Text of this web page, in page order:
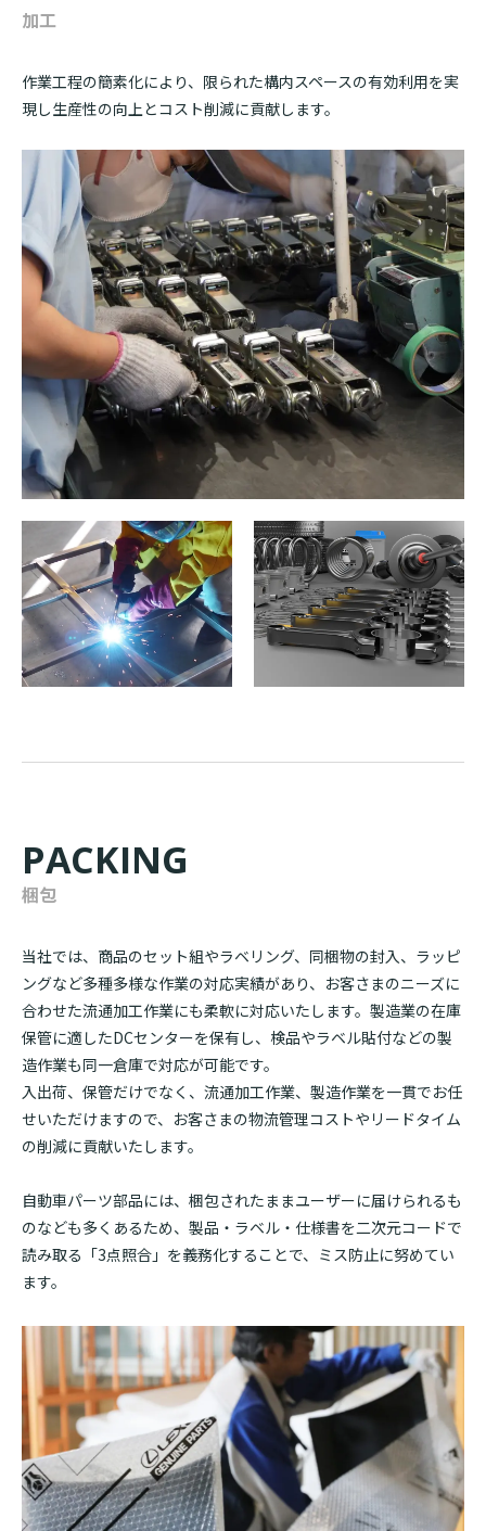
加工
作業工程の簡素化により、限られた構内スペースの有効利用を実
現し生産性の向上とコスト削減に貢献します。
PACKING
梱包
当社では、商品のセット組やラベリング、同梱物の封入、ラッピ
ングなど多種多様な作業の対応実績があり、お客さまのニーズに
合わせた流通加工作業にも柔軟に対応いたします。製造業の在庫
保管に適したDCセンターを保有し、検品やラベル貼付などの製
造作業も同一倉庫で対応が可能です。
入出荷、保管だけでなく、流通加工作業、製造作業を一貫でお任
せいただけますので、お客さまの物流管理コストやリードタイム
の削減に貢献いたします。
自動車パーツ部品には、梱包されたままユーザーに届けられるも
のなども多くあるため、製品・ラベル・仕様書を二次元コードで
読み取る「3点照合」を義務化することで、ミス防止に努めてい
ます。